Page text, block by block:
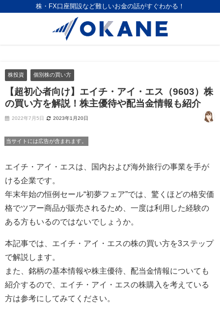
株・FX口座開設など難しいお金の話がすぐわかる！
株投資 個別株の買い方
【超初心者向け】エイチ・アイ・エス（9603）株
の買い方を解説！株主優待や配当金情報も紹介
2022年7月5日 2023年1月20日
当サイトには広告が含まれます。
エイチ・アイ・エスは、国内および海外旅行の事業を手が
ける企業です。
年末年始の恒例セール“初夢フェア”では、驚くほどの格安価
格でツアー商品が販売されるため、一度は利用した経験の
ある方もいるのではないでしょうか。
本記事では、エイチ・アイ・エスの株の買い方を3ステップ
で解説します。
また、銘柄の基本情報や株主優待、配当金情報についても
紹介するので、エイチ・アイ・エスの株購入を考えている
方は参考にしてみてください。